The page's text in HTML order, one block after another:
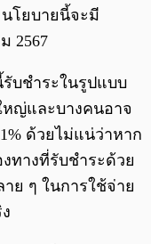
นโยบายนี้จะมี
2567
บชำระในรูปแบบ
หญ่และบางคนอาจ
ด้วยไม่แน่ว่าหาก
ทางที่รับชำระด้วย
ย ๆ ในการใช้จ่าย